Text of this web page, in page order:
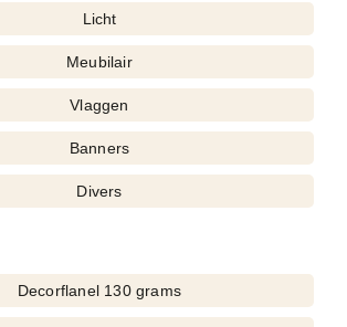
Licht
Meubilair
Vlaggen
Banners
Divers
Decorflanel 130 grams